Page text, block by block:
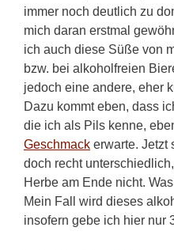
immer noch deutlich zu
mich daran erstmal
ich auch diese Süße von
bzw. bei alkoholfreien
jedoch eine andere, eher
Dazu kommt eben, dass
die ich als Pils kenne,
Geschmack erwarte. Jetzt
doch recht
Herbe am Ende nicht.
Mein Fall wird dieses
insofern gebe ich hier nur